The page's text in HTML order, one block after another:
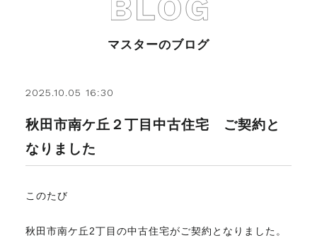
アンドエムが選ばれる理由
不動産売買Q&A
マスターおすすめ物件
マスターのブログ
2025.10.05 16:30
秋田市南ケ丘２丁目中古住宅 ご契約と
なりました
このたび
秋田市南ケ丘2丁目の中古住宅がご契約となりました。